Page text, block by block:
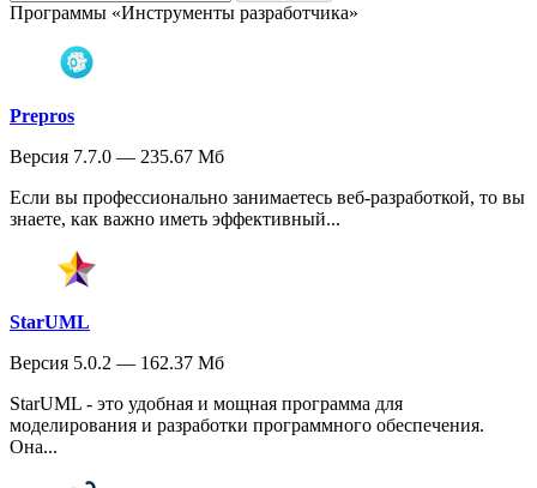
Программы «Инструменты разработчика»
Prepros
Версия 7.7.0 — 235.67 Мб
Если вы профессионально занимаетесь веб-разработкой, то вы
знаете, как важно иметь эффективный...
StarUML
Версия 5.0.2 — 162.37 Мб
StarUML - это удобная и мощная программа для
моделирования и разработки программного обеспечения.
Она...